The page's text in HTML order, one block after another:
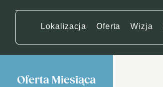
Lokalizacja Oferta Wizja
Oferta Miesiąca